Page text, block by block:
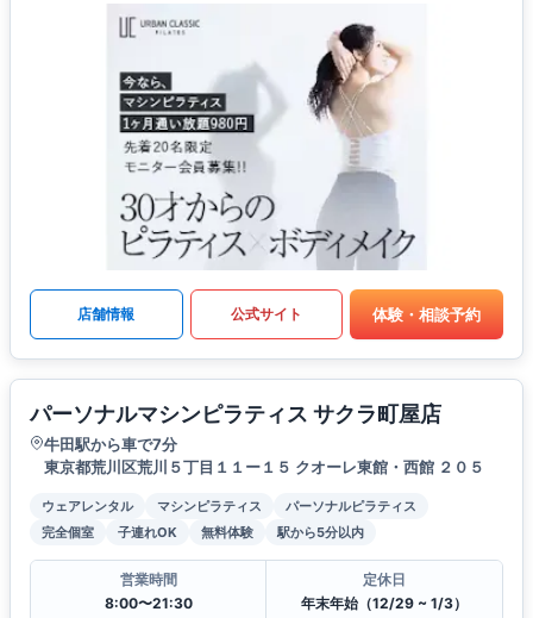
店舗情報 公式サイト 体験・相談予約
パーソナルマシンピラティス サクラ町屋店
牛田駅から車で7分
東京都荒川区荒川５丁目１１ー１５ クオーレ東館・西館 ２０５
ウェアレンタル マシンピラティス
パーソナルピラティス
完全個室
子連れOK 無料体験 駅から5分以内
営業時間
8:00〜21:30
定休日
年末年始（12/29 ~ 1/3）